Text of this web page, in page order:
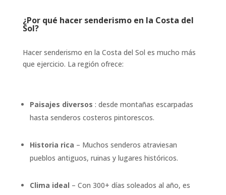
¿Por qué hacer senderismo en la Costa del
Sol?
Hacer senderismo en la Costa del Sol es mucho más
que ejercicio. La región ofrece:
Paisajes diversos : desde montañas escarpadas
hasta senderos costeros pintorescos.
Historia rica – Muchos senderos atraviesan
pueblos antiguos, ruinas y lugares históricos.
Clima ideal – Con 300+ días soleados al año, es